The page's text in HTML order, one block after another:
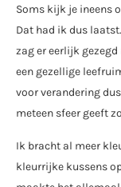
Soms kijk je ineens
Dat had ik dus
zag er eerlijk
een gezellige
voor verandering
meteen sfeer geeft
Ik bracht al meer
kleurrijke kussens